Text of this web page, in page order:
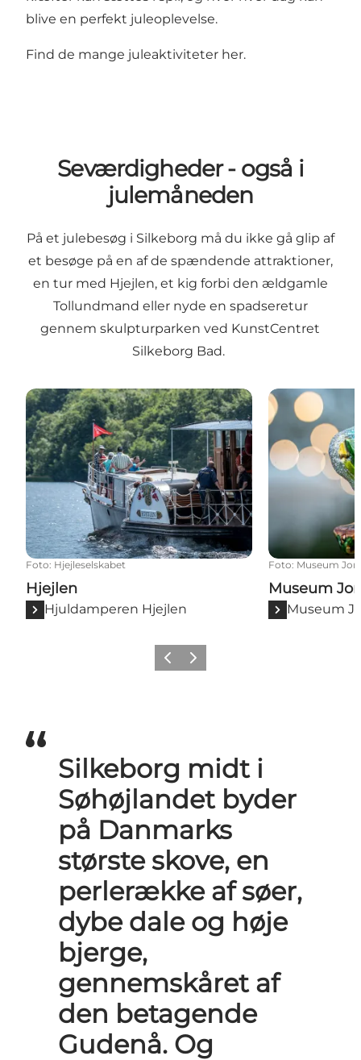
blive en perfekt juleoplevelse.
Find de mange juleaktiviteter her.
Seværdigheder - også i
julemåneden
På et julebesøg i Silkeborg må du ikke gå glip af
et besøge på en af de spændende attraktioner,
en tur med Hjejlen, et kig forbi den ældgamle
Tollundmand eller nyde en spadseretur
gennem skulpturparken ved KunstCentret
Silkeborg Bad.
Hjejlen
Foto: Hjejleselskabet
Hjejlen
Hjuldamperen Hjejlen
Museum Jorn
Foto: Museum
Museum
Museum
ForrigeNæste
Silkeborg midt i
Søhøjlandet byder
på Danmarks
største skove, en
perlerække af søer,
dybe dale og høje
bjerge,
gennemskåret af
den betagende
Gudenå. Og